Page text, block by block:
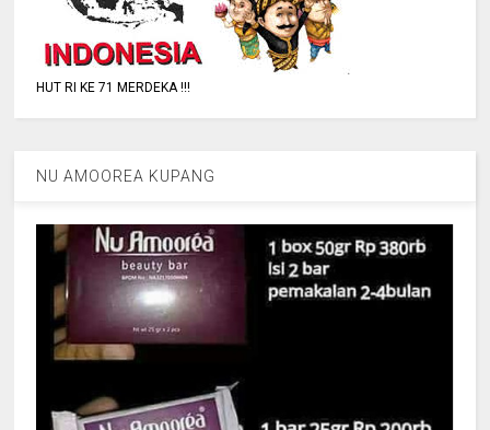
HUT RI KE 71 MERDEKA !!!
NU AMOOREA KUPANG